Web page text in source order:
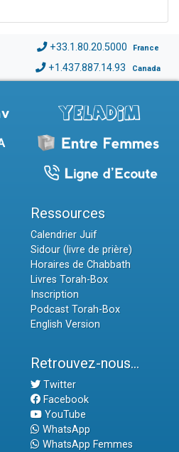
+33.1.80.20.5000 France
+1.437.887.14.93 Canada
Ressources
Calendrier Juif
Sidour (livre de prière)
Horaires de Chabbath
Livres Torah-Box
Inscription
Podcast Torah-Box
English Version
Retrouvez-nous...
Twitter
Facebook
YouTube
WhatsApp
WhatsApp Femmes